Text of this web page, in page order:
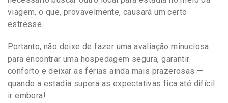
viagem, o que, provavelmente, causará um certo
estresse.
Portanto, não deixe de fazer uma avaliação minuciosa
para encontrar uma hospedagem segura, garantir
conforto e deixar as férias ainda mais prazerosas —
quando a estadia supera as expectativas fica até difícil
ir embora!